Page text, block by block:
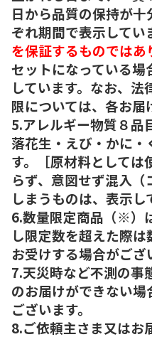
日から品質の保持が
ぞれ期間で表示してい
を保証するものではあ
セットになっている
しています。なお、
限については、各お届
5.アレルギー物質８品
落花生・えび・かに・
す。［原材料としては
らず、意図せず混入
しまうものは、表示し
6.数量限定商品（※）
し限定数を超えた際
お受けする場合がござ
7.天災時など不測の事
のお届けができない
ございます。
8.ご依頼主さま又はお